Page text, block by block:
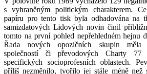
s vyhraněným politickým charakterem.
papíru pro tento tisk byla odhadována na
samizdatových Lidových novin činil
tomto na první pohled nepřehledném hejnu
Řada nových opozičních skupin měla
společností či převodových Charty
specifických socioprofesních oblastech.
příliš nezměnilo, tvořilo jej stále méně než